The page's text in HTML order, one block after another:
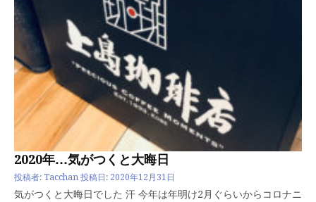
2020年…気がつくと大晦日
投稿者: Tacchan 投稿日: 2020年12月31日
気がつくと大晦日でした 汗 今年は年明け2月ぐらいからコロナニ